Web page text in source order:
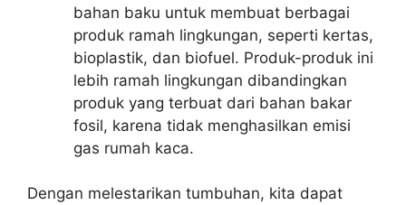
bahan baku untuk membuat berbagai
produk ramah lingkungan, seperti kertas,
bioplastik, dan biofuel. Produk-produk ini
lebih ramah lingkungan dibandingkan
produk yang terbuat dari bahan bakar
fosil, karena tidak menghasilkan emisi
gas rumah kaca.
Dengan melestarikan tumbuhan, kita dapat